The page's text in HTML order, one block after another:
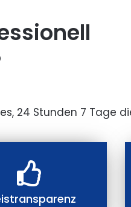
24 Stunden 7 Tage